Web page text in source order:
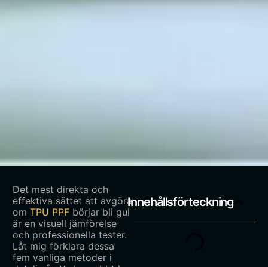
Det mest direkta och
effektiva sättet att avgöra
om TPU PPFbörjar bli gul
är en visuell jämförelse
och professionella tester.
Låt mig förklara dessa
fem vanliga metoder i
Innehållsförteckning